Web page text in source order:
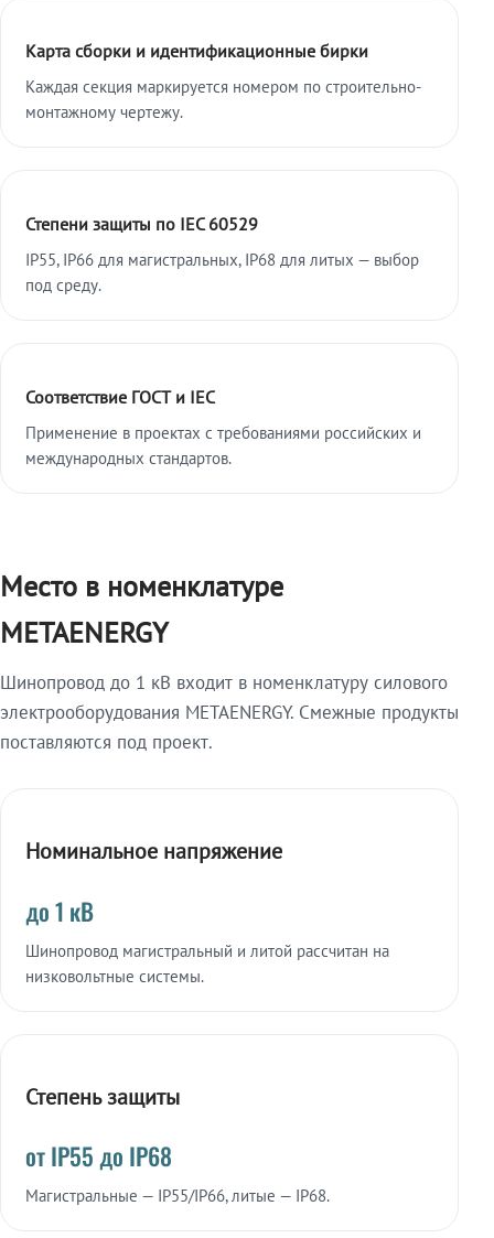
Карта сборки и идентификационные бирки
Каждая секция маркируется номером по строительно-
монтажному чертежу.
Степени защиты по IEC 60529
IP55, IP66 для магистральных, IP68 для литых — выбор
под среду.
Соответствие ГОСТ и IEC
Применение в проектах с требованиями российских и
международных стандартов.
Место в номенклатуре
METAENERGY
Шинопровод до 1 кВ входит в номенклатуру силового
электрооборудования METAENERGY. Смежные продукты
поставляются под проект.
Номинальное напряжение
до 1 кВ
Шинопровод магистральный и литой рассчитан на
низковольтные системы.
Степень защиты
от IP55 до IP68
Магистральные — IP55/IP66, литые — IP68.